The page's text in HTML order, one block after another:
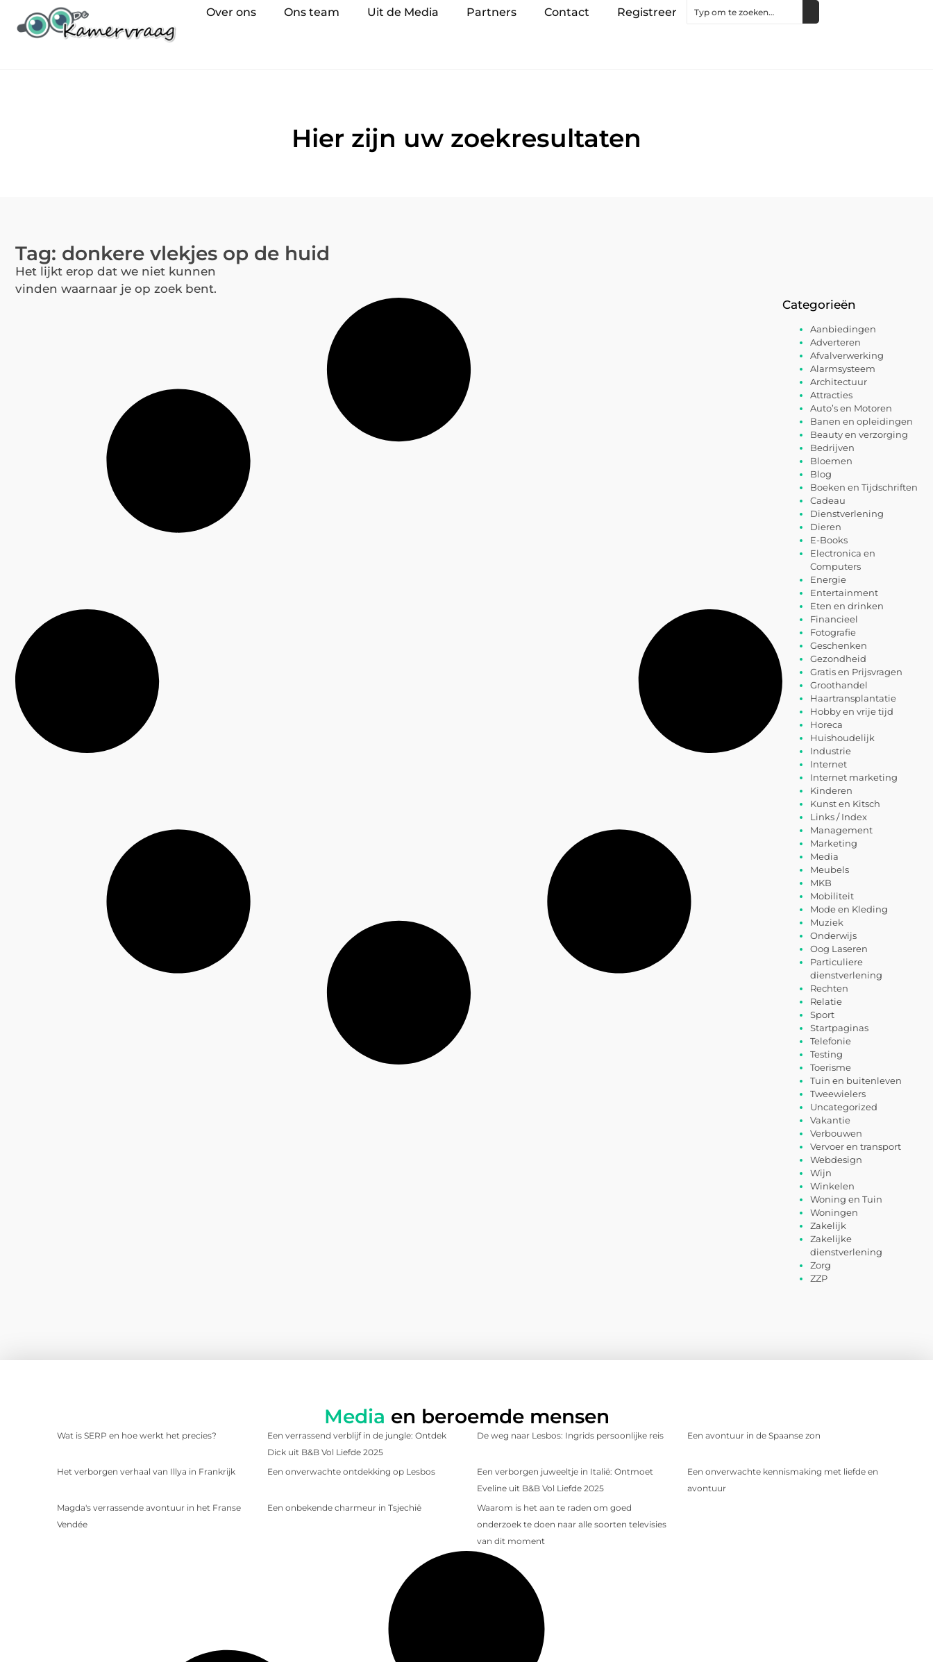
Over ons Ons team Uit de Media Partners Contact Registreer
Hier zijn uw zoekresultaten
Tag: donkere vlekjes op de huid
Het lijkt erop dat we niet kunnen
vinden waarnaar je op zoek bent.
Categorieën
Aanbiedingen
Adverteren
Afvalverwerking
Alarmsysteem
Architectuur
Attracties
Auto’s en Motoren
Banen en opleidingen
Beauty en verzorging
Bedrijven
Bloemen
Blog
Boeken en Tijdschriften
Cadeau
Dienstverlening
Dieren
E-Books
Electronica en
Computers
Energie
Entertainment
Eten en drinken
Financieel
Fotografie
Geschenken
Gezondheid
Gratis en Prijsvragen
Groothandel
Haartransplantatie
Hobby en vrije tijd
Horeca
Huishoudelijk
Industrie
Internet
Internet marketing
Kinderen
Kunst en Kitsch
Links / Index
Management
Marketing
Media
Meubels
MKB
Mobiliteit
Mode en Kleding
Muziek
Onderwijs
Oog Laseren
Particuliere
dienstverlening
Rechten
Relatie
Sport
Startpaginas
Telefonie
Testing
Toerisme
Tuin en buitenleven
Tweewielers
Uncategorized
Vakantie
Verbouwen
Vervoer en transport
Webdesign
Wijn
Winkelen
Woning en Tuin
Woningen
Zakelijk
Zakelijke
dienstverlening
Zorg
ZZP
Media en beroemde mensen
Wat is SERP en hoe werkt het precies?
Een verrassend verblijf in de jungle: Ontdek
Dick uit B&B Vol Liefde 2025
De weg naar Lesbos: Ingrids persoonlijke reis Een avontuur in de Spaanse zon
Het verborgen verhaal van Illya in Frankrijk Een onverwachte ontdekking op Lesbos
Een verborgen juweeltje in Italië: Ontmoet
Eveline uit B&B Vol Liefde 2025
Een onverwachte kennismaking met liefde en
avontuur
Magda's verrassende avontuur in het Franse
Vendée
Een onbekende charmeur in Tsjechië
Waarom is het aan te raden om goed
onderzoek te doen naar alle soorten televisies
van dit moment